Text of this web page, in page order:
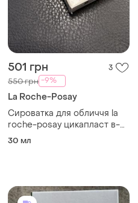
501 грн 3
550 грн -9%
La Roche-Posay
Сироватка для обличчя la
roche-posay цикапласт в-5
для відновлення шкіри,
30 мл